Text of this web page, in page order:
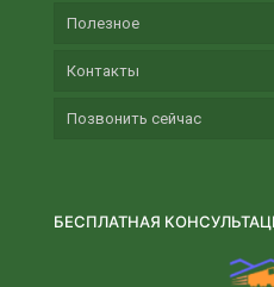
Полезное
Контакты
Позвонить сейчас
БЕСПЛАТНАЯ